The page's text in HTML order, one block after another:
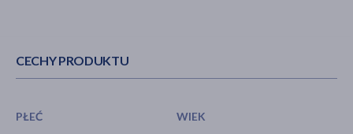
CECHY PRODUKTU
PŁEĆ WIEK